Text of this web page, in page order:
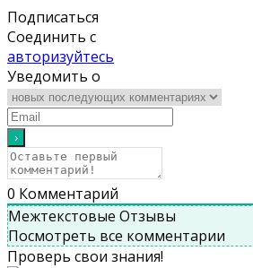
Подписаться
Соединить с
авторизуйтесь
Уведомить о
0 Комментарий
Межтекстовые Отзывы
Посмотреть все комментарии
Проверь свои знания!